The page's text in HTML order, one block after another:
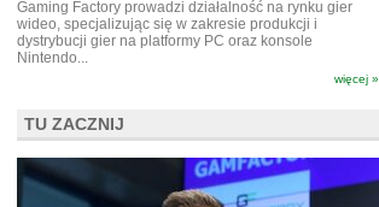
Gaming Factory prowadzi działalność na rynku gier
wideo, specjalizując się w zakresie produkcji i
dystrybucji gier na platformy PC oraz konsole
Nintendo...
więcej »
TU ZACZNIJ